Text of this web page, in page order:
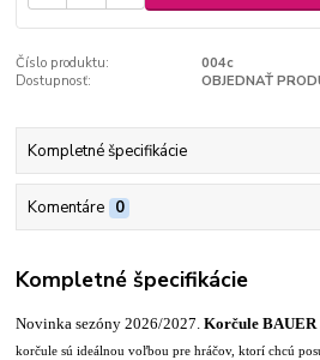
Číslo produktu:
004c
Dostupnosť:
OBJEDNAŤ
Kompletné špecifikácie
Komentáre 0
Kompletné špecifikácie
Novinka sezóny 2026/2027.Korčule BAUER
korčule sú ideálnou voľbou pre hráčov, ktorí chcú